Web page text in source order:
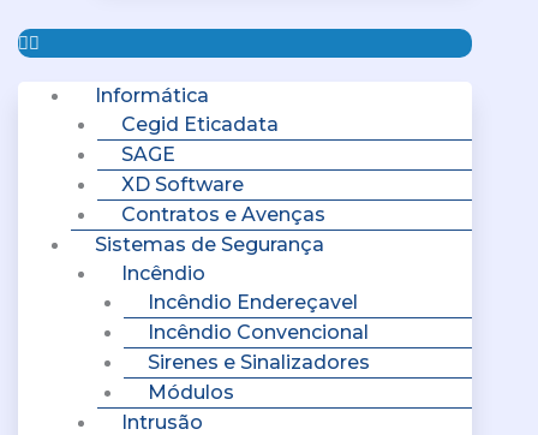
Informática
Cegid Eticadata
SAGE
XD Software
Contratos e Avenças
Sistemas de Segurança
Incêndio
Incêndio Endereçavel
Incêndio Convencional
Sirenes e Sinalizadores
Módulos
Intrusão